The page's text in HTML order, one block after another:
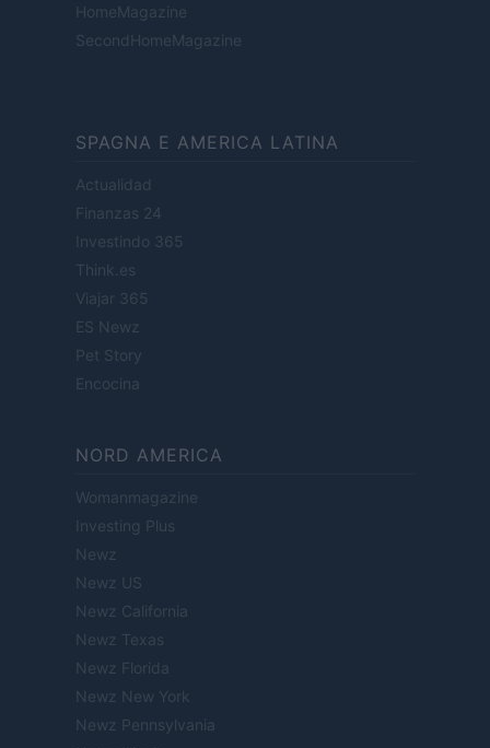
HomeMagazine
SecondHomeMagazine
SPAGNA E AMERICA LATINA
Actualidad
Finanzas 24
Investindo 365
Think.es
Viajar 365
ES Newz
Pet Story
Encocina
NORD AMERICA
Womanmagazine
Investing Plus
Newz
Newz US
Newz California
Newz Texas
Newz Florida
Newz New York
Newz Pennsylvania